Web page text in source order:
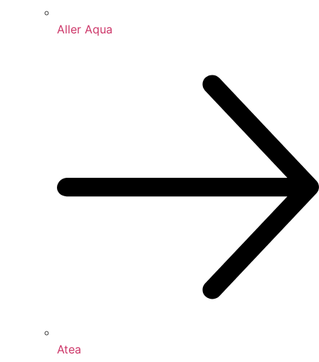
Aller Aqua
Atea